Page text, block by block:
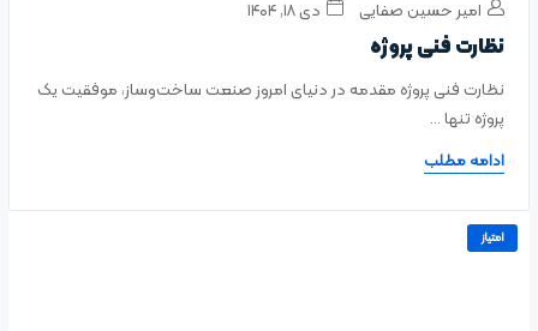
امیر حسین صفایی دی ۱۸, ۱۴۰۴
نظارت فنی پروژه
نظارت فنی پروژه مقدمه در دنیای امروز صنعت ساخت‌وساز، موفقیت یک
پروژه تنها ...
ادامه مطلب
امتیاز